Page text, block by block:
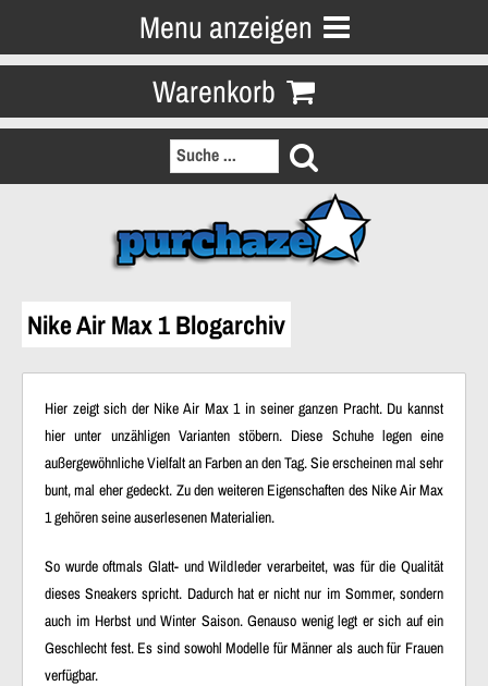
Menu anzeigen
Warenkorb
Nike Air Max 1 Blogarchiv
Hier zeigt sich der Nike Air Max 1 in seiner ganzen Pracht. Du kannst
hier unter unzähligen Varianten stöbern. Diese Schuhe legen eine
außergewöhnliche Vielfalt an Farben an den Tag. Sie erscheinen mal sehr
bunt, mal eher gedeckt. Zu den weiteren Eigenschaften des Nike Air Max
1 gehören seine auserlesenen Materialien.
So wurde oftmals Glatt- und Wildleder verarbeitet, was für die Qualität
dieses Sneakers spricht. Dadurch hat er nicht nur im Sommer, sondern
auch im Herbst und Winter Saison. Genauso wenig legt er sich auf ein
Geschlecht fest. Es sind sowohl Modelle für Männer als auch für Frauen
verfügbar.